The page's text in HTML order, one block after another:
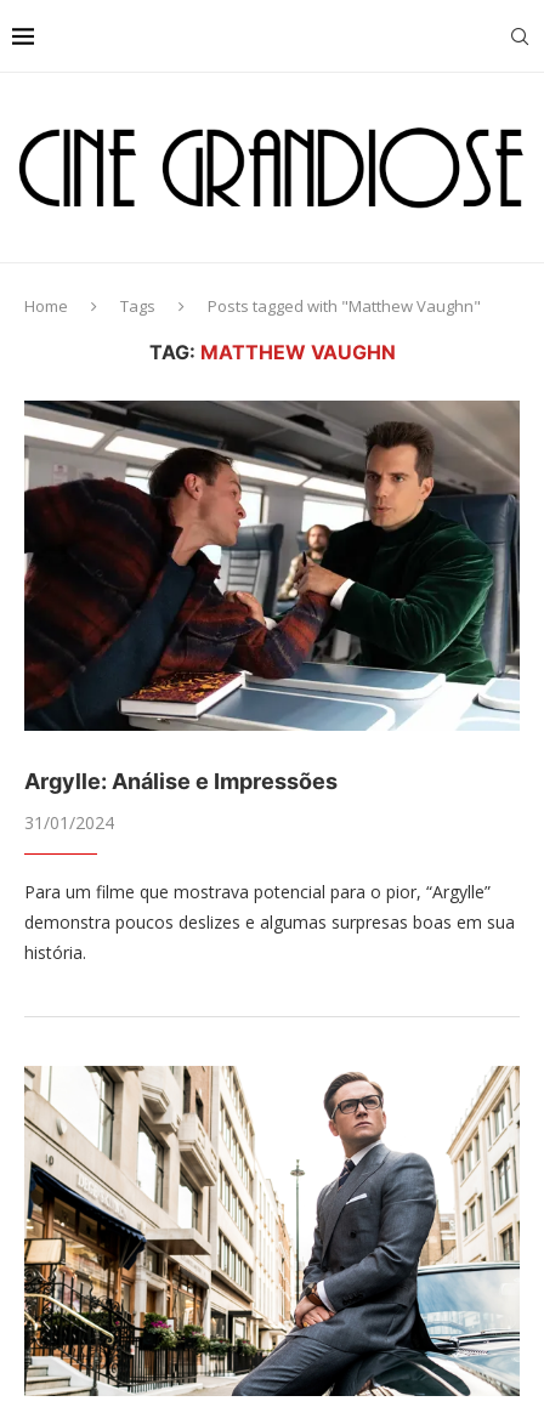
Home Tags Posts tagged with "Matthew Vaughn"
TAG: MATTHEW VAUGHN
Argylle: Análise e Impressões
31/01/2024
Para um filme que mostrava potencial para o pior, “Argylle”
demonstra poucos deslizes e algumas surpresas boas em sua
história.